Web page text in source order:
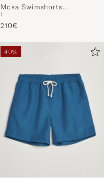
Moka Swimshorts
Marine/Blanc
L
210€
40%